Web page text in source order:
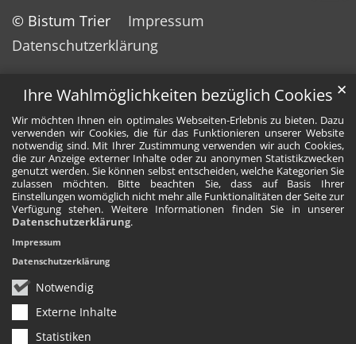
Ihre Wahlmöglichkeiten bezüglich Cookies
Wir möchten Ihnen ein optimales Webseiten-Erlebnis zu bieten. Dazu
verwenden wir Cookies, die für das Funktionieren unserer Website
notwendig sind. Mit Ihrer Zustimmung verwenden wir auch Cookies,
die zur Anzeige externer Inhalte oder zu anonymen Statistikzwecken
genutzt werden. Sie können selbst entscheiden, welche Kategorien Sie
zulassen möchten. Bitte beachten Sie, dass auf Basis Ihrer
Einstellungen womöglich nicht mehr alle Funktionalitäten der Seite zur
Verfügung stehen. Weitere Informationen finden Sie in unserer
Datenschutzerklärung.
Notwendig
Externe Inhalte
Statistiken
✕
Impressum
Datenschutzerklärung
© Bistum Trier
Impressum
Datenschutzerklärung